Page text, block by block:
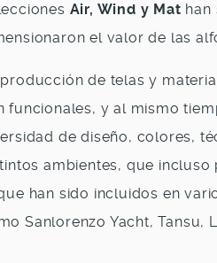
Air, Wind y Mat
el valor de las
producción de telas y
funcionales, y al mismo
de diseño, colores,
ambientes, que
han sido incluidos en
Sanlorenzo Yacht, Tansu,